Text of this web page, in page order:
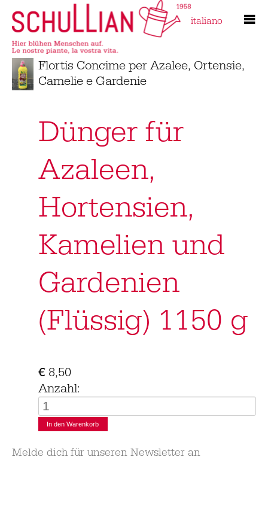
italiano
Flortis Concime per Azalee, Ortensie,
Camelie e Gardenie
Dünger für
Azaleen,
Hortensien,
Kamelien und
Gardenien
(Flüssig) 1150 g
€8,50
Anzahl:
Melde dich für unseren Newsletter an